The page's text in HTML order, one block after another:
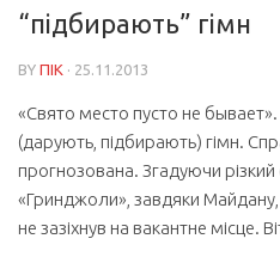
“підбирають” гімн
BY ПІК · 25.11.2013
«Свято место пусто не
(дарують, підбирають) гімн.
прогнозована. Згадуючи різкий
«Гринджоли», завдяки
не зазіхнув на вакантне місце.